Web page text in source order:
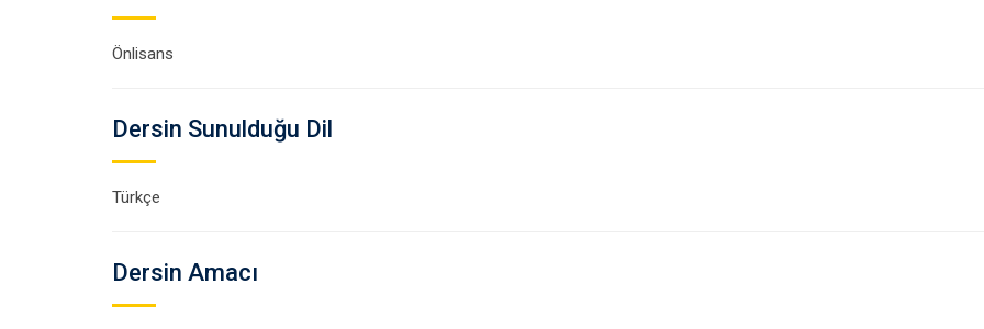
Önlisans
Dersin Sunulduğu Dil
Türkçe
Dersin Amacı